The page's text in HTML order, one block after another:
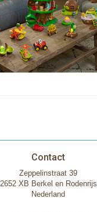
Contact
Zeppelinstraat 39
2652 XB Berkel en Rodenrijs
Nederland